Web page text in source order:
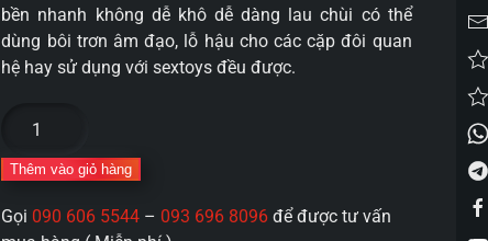
bền nhanh không dễ khô dễ dàng lau chùi có thể
dùng bôi trơn âm đạo, lỗ hậu cho các cặp đôi quan
hệ hay sử dụng với sextoys đều được.
trơn
Japan
Thêm vào giỏ hàng
Gọi 090 606 5544 – 093 696 8096 để được tư vấn